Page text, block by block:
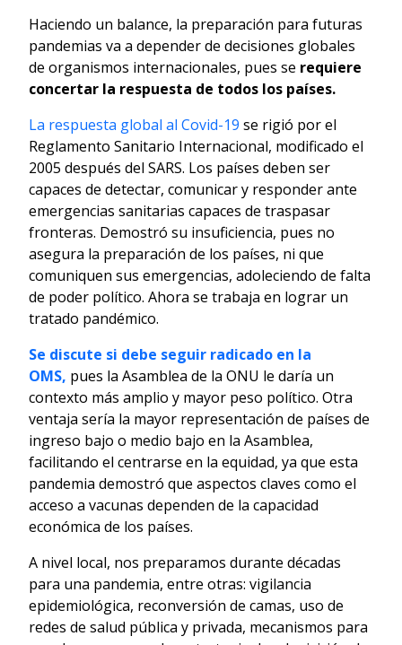
Haciendo un balance, la preparación para futuras
pandemias va a depender de decisiones globales
de organismos internacionales, pues se requiere
concertar la respuesta de todos los países.
La respuesta global al Covid-19 se rigió por el
Reglamento Sanitario Internacional, modificado el
2005 después del SARS. Los países deben ser
capaces de detectar, comunicar y responder ante
emergencias sanitarias capaces de traspasar
fronteras. Demostró su insuficiencia, pues no
asegura la preparación de los países, ni que
comuniquen sus emergencias, adoleciendo de falta
de poder político. Ahora se trabaja en lograr un
tratado pandémico.
Se discute si debe seguir radicado en la
OMS, pues la Asamblea de la ONU le daría un
contexto más amplio y mayor peso político. Otra
ventaja sería la mayor representación de países de
ingreso bajo o medio bajo en la Asamblea,
facilitando el centrarse en la equidad, ya que esta
pandemia demostró que aspectos claves como el
acceso a vacunas dependen de la capacidad
económica de los países.
A nivel local, nos preparamos durante décadas
para una pandemia, entre otras: vigilancia
epidemiológica, reconversión de camas, uso de
redes de salud pública y privada, mecanismos para